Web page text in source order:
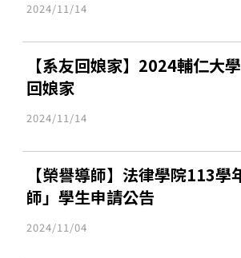
2024/11/14
【系友回娘家】2024輔仁大
回娘家
2024/11/14
【榮譽導師】法律學院113學
師」學生申請公告
2024/11/04